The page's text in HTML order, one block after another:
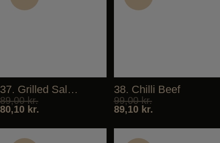
Tilbud
37. Grilled Salmon
89,00kr.
80,10 kr.
Tilbud
38. Chilli Beef
99,00kr.
89,10 kr.